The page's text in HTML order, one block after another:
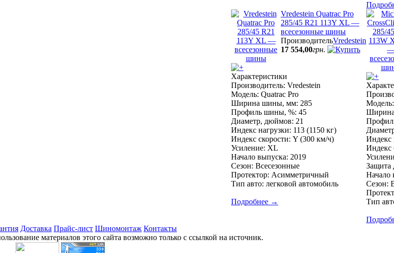
Vredestein Quatrac Pro
285/45 R21 113Y XL —
всесезонные шины
ПроизводительVredestein
17 554,00грн.
Характеристики
Производитель: Vredestein
Модель: Quatrac Pro
Ширина шины, мм: 285
Профиль шины, %: 45
Диаметр, дюймов: 21
Индекс нагрузки: 113 (1150 кг)
Индекс скорости: Y (300 км/ч)
Усиление: XL
Начало выпуска: 2019
Сезон: Всесезонные
Протектор: Асимметричный
Тип авто: легковой автомобиль
Подробнее →
Индекс
Индекс
Защита
Начало
Сезон:
Тип
Доставка Прайс-лист Шиномонтаж Контакты
материалов этого сайта возможно только с ссылкой на источник.